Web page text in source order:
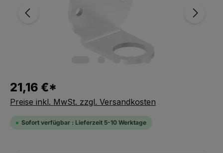
21,16 €*
Preise inkl. MwSt. zzgl. Versandkosten
Sofort verfügbar : Lieferzeit 5-10 Werktage